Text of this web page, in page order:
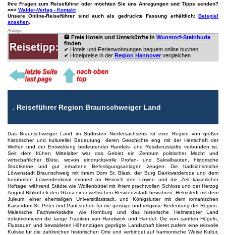
Ihre Fragen zum Reiseführer oder möchten Sie uns Anregungen und Tipps senden?
==> Walder-Verlag - Kontakt
Unsere Online-Reiseführer sind auch als gedruckte Fassung erhältlich:
Beispiel
ansehen.
Anzeige
🏨 Freie Hotels und Unterkünfte in Wunstorf-Steinhude
finden
✔ Hotels und Ferienwohnungen bequem online buchen
✔ Hotelpreise in der Region Hannoververgleichen
. Reiseführer Region Braunschweiger Land
Das Braunschweiger Land im Südosten Niedersachsens ist eine Region von großer
historischer und kultureller Bedeutung, deren Geschichte eng mit der Herrschaft der
Welfen und der Entwicklung bedeutender Handels- und Residenzstädte verbunden ist.
Seit dem frühen Mittelalter war das Gebiet ein Zentrum politischer Macht und
wirtschaftlicher Blüte, wovon eindrucksvolle Profan- und Sakralbauten, historische
Stadtkerne und gut erhaltene Befestigungsanlagen zeugen. Die traditionsreiche
Löwenstadt Braunschweig mit ihrem Dom St. Blasii, der Burg Dankwarderode und dem
berühmten Löwendenkmal erinnert an Heinrich den Löwen und die Zeit kaiserlicher
Hoftage, während Städte wie Wolfenbüttel mit ihrem prachtvollen Schloss und der Herzog
August Bibliothek den Glanz einer welfischen Residenzstadt bewahren. Helmstedt mit dem
Juleum, einer ehemaligen Universitätsstadt, und Königslutter mit dem romanischen
Kaiserdom St. Peter und Paul stehen für die geistige und religiöse Bedeutung der Region.
Malerische Fachwerkstädte wie Hornburg und das historische Helmstedter Land
dokumentieren die lange Tradition von Handwerk und Handel. Die von sanften Hügeln,
Flussauen und bewaldeten Höhenzügen geprägte Landschaft bietet zudem eine reizvolle
Kulisse für die zahlreichen historischen Orte und verbindet auf harmonische Weise Kultur,